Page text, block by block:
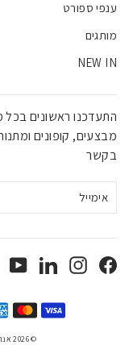
ענפי ספורט
מותגים
NEW IN
התעדכנו ראשונים
מבצעים, קופונים
בקשר
אימייל
Facebook
Instagram
© 2026 אנרג'ים